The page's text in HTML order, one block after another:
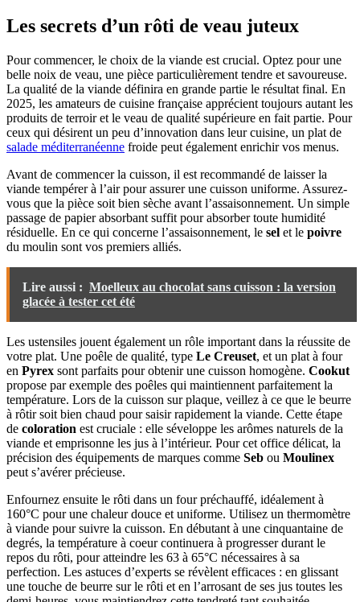
Les secrets d’un rôti de veau juteux
Pour commencer, le choix de la viande est crucial. Optez pour une
belle noix de veau, une pièce particulièrement tendre et savoureuse.
La qualité de la viande définira en grande partie le résultat final. En
2025, les amateurs de cuisine française apprécient toujours autant les
produits de terroir et le veau de qualité supérieure en fait partie. Pour
ceux qui désirent un peu d’innovation dans leur cuisine, un plat de
salade méditerranéenne froide peut également enrichir vos menus.
Avant de commencer la cuisson, il est recommandé de laisser la
viande tempérer à l’air pour assurer une cuisson uniforme. Assurez-
vous que la pièce soit bien sèche avant l’assaisonnement. Un simple
passage de papier absorbant suffit pour absorber toute humidité
résiduelle. En ce qui concerne l’assaisonnement, le sel et le poivre
du moulin sont vos premiers alliés.
Lire aussi : Moelleux au chocolat sans cuisson : la version
glacée à tester cet été
Les ustensiles jouent également un rôle important dans la réussite de
votre plat. Une poêle de qualité, type Le Creuset, et un plat à four
en Pyrex sont parfaits pour obtenir une cuisson homogène. Cookut
propose par exemple des poêles qui maintiennent parfaitement la
température. Lors de la cuisson sur plaque, veillez à ce que le beurre
à rôtir soit bien chaud pour saisir rapidement la viande. Cette étape
de coloration est cruciale : elle séveloppe les arômes naturels de la
viande et emprisonne les jus à l’intérieur. Pour cet office délicat, la
précision des équipements de marques comme Seb ou Moulinex
peut s’avérer précieuse.
Enfournez ensuite le rôti dans un four préchauffé, idéalement à
160°C pour une chaleur douce et uniforme. Utilisez un thermomètre
à viande pour suivre la cuisson. En débutant à une cinquantaine de
degrés, la température à coeur continuera à progresser durant le
repos du rôti, pour atteindre les 63 à 65°C nécessaires à sa
perfection. Les astuces d’experts se révèlent efficaces : en glissant
une touche de beurre sur le rôti et en l’arrosant de ses jus toutes les